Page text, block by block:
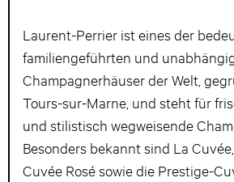
Laurent-Perrier ist eines der
familiengeführten und
Champagnerhäuser der Welt,
Tours-sur-Marne, und steht für
und stilistisch wegweisende
Besonders bekannt sind La
Cuvée Rosé sowie die Prestige-